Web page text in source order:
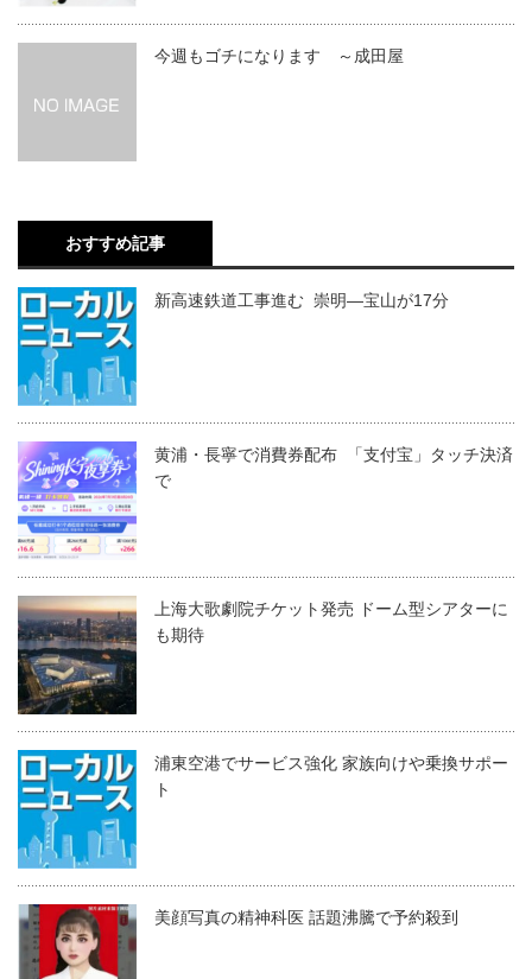
今週もゴチになります ～成田屋
おすすめ記事
新高速鉄道工事進む 崇明―宝山が17分
黄浦・長寧で消費券配布 「支付宝」タッチ決済
で
上海大歌劇院チケット発売 ドーム型シアターに
も期待
浦東空港でサービス強化 家族向けや乗換サポー
ト
美顔写真の精神科医 話題沸騰で予約殺到